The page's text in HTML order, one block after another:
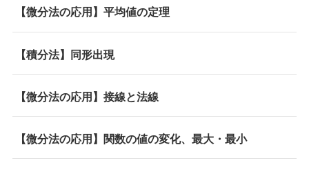
【微分法の応用】平均値の定理
【積分法】同形出現
【微分法の応用】接線と法線
【微分法の応用】関数の値の変化、最大・最小